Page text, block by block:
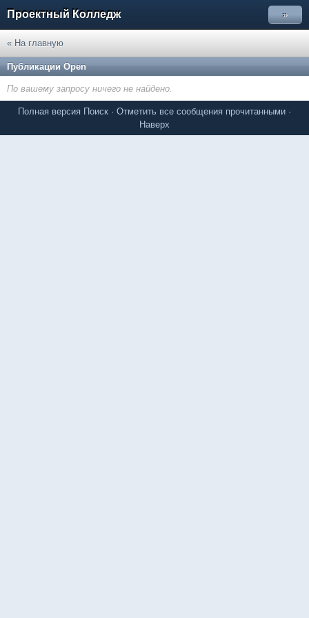
Проектный Колледж »
« На главную
Публикации Open
По вашему запросу ничего не найдено.
Полная версия Поиск · Отметить все сообщения прочитанными ·
Наверх